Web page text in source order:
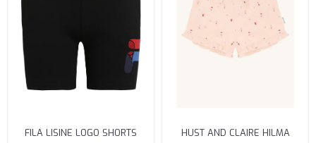
FILA LISINE LOGO SHORTS
HUST AND CLAIRE HILMA